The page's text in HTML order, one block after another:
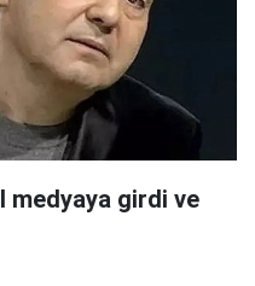
medyaya girdi ve